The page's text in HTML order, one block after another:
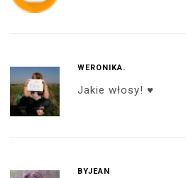
WERONIKA.
Jakie włosy! ♥
BYJEAN